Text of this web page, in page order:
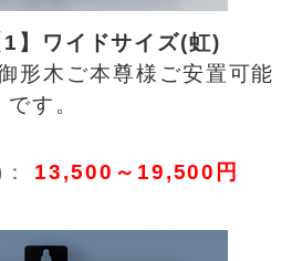
】ワイドサイズ(虹)
形木ご本尊様ご安置可能
です。
13,500～19,500円